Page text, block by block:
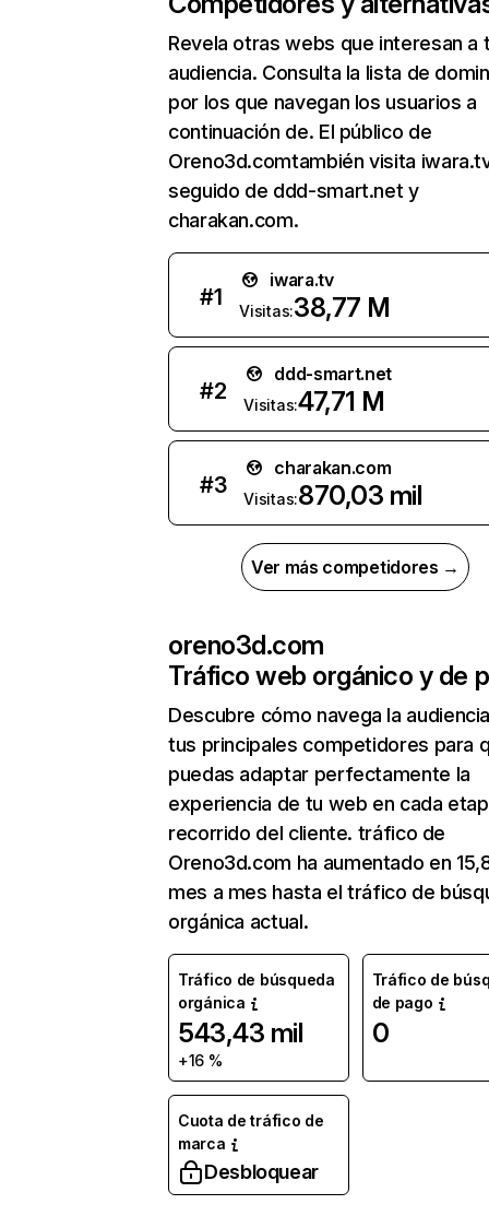
Revela otras webs que interesan a
audiencia. Consulta la lista de
por los que navegan los usuarios a
continuación de. El público de
Oreno3d.comtambién visita
seguido de ddd-smart.net y
charakan.com.
#1
iwara.tv
Visitas:38,77 M
#2
ddd-smart.net
Visitas:47,71 M
#3
charakan.com
Visitas:870,03 mil
Ver más competidores →
oreno3d.com
Tráfico web orgánico y de
Descubre cómo navega la
tus principales competidores para
puedas adaptar perfectamente la
experiencia de tu web en cada
recorrido del cliente. tráfico de
Oreno3d.com ha aumentado en
mes a mes hasta el tráfico de
orgánica actual.
Tráfico de búsqueda
orgánica
543,43 mil
+16 %
Tráfico de
de pago
0
Cuota de tráfico de
marca
Desbloquear